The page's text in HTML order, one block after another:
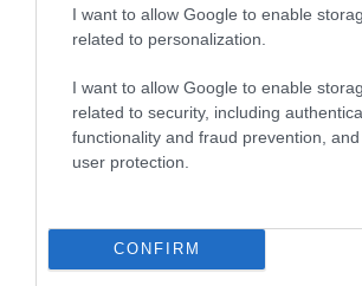
I want to allow Google to enable
related to personalization.
I want to allow Google to enable
related to security, including
functionality and fraud prevention,
user protection.
CONFIRM